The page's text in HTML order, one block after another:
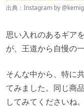
出典：Instagram by
思い入れのあるギア
が、王道から自慢の
そんな中から、特に
てみました。同じ商
してみてくださいね。